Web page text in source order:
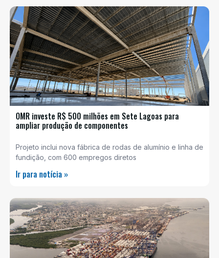
OMR investe R$ 500 milhões em Sete Lagoas para
ampliar produção de componentes
Projeto inclui nova fábrica de rodas de alumínio e linha de
fundição, com 600 empregos diretos
Ir para notícia »